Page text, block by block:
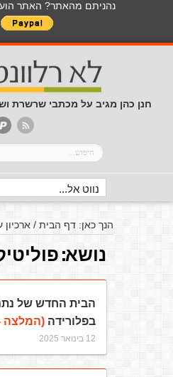
נהניתם מהאתר? האתר
חנן כהן מגיב על מכתבי שרשרת
הנך כאן:דף הבית /
נושא:
הבית החדש של
בפלורידה(המלצה
12 בינואר 2025